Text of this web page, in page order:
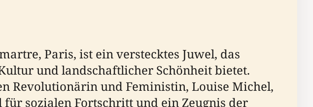
Paris, ist ein verstecktes Juwel, das
und landschaftlicher Schönheit bietet.
Revolutionärin und Feministin, Louise Michel,
sozialen Fortschritt und ein Zeugnis der